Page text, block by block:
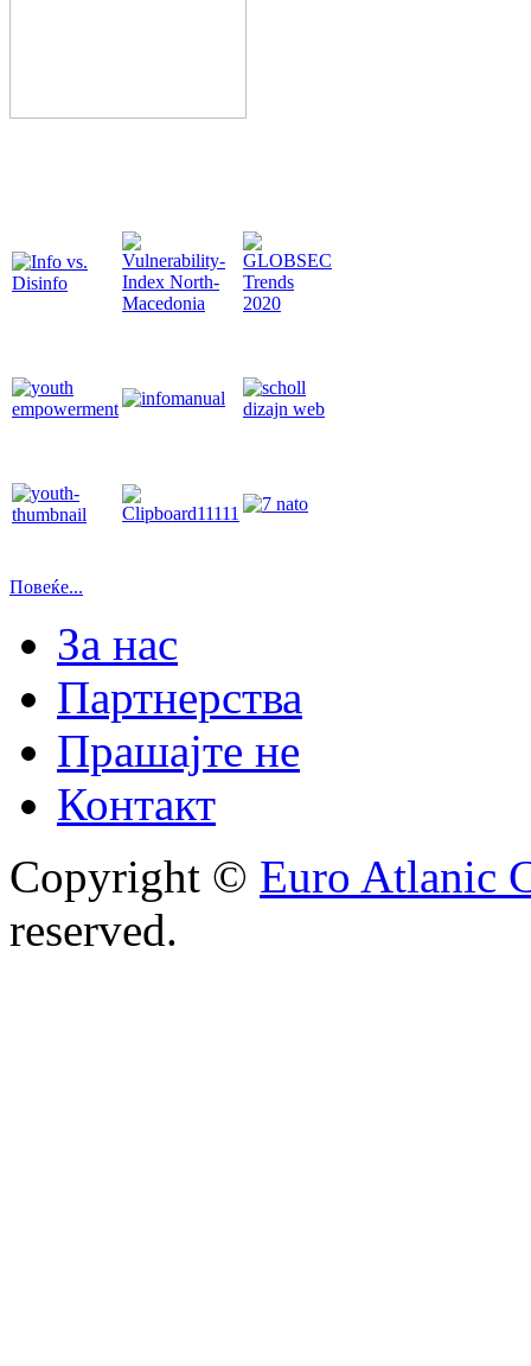
Повеќе...
За нас
Партнерства
Прашајте не
Контакт
Copyright © Euro Atlanic
reserved.